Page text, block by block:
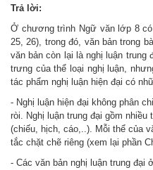
Trả lời:
Ở chương trình Ngữ văn lớp 8
25, 26), trong đó, văn bản trong
văn bản còn lại là nghị luận trung
trưng của thể loại nghị luận,
tác phẩm nghị luận hiện đại có
- Nghị luận hiện đại không phân
ròi. Nghị luận trung đại gồm
(chiếu, hịch, cáo,..). Mỗi thể của
tắc chặt chẽ riêng (xem lại phần
- Các văn bản nghị luận trung đại